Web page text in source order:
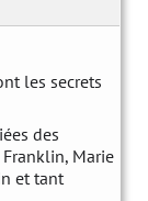
les secrets
des
Marie
et tant